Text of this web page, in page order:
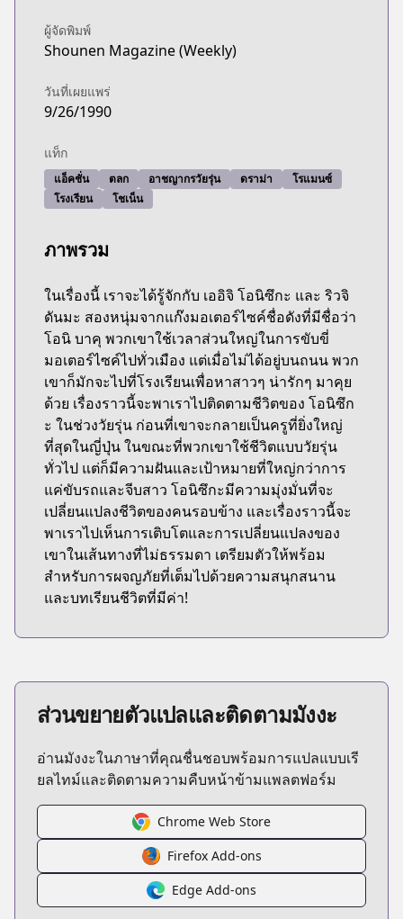
ผู้จัดพิมพ์
Shounen Magazine (Weekly)
วันที่เผยแพร่
9/26/1990
แท็ก
แอ็คชั่น ตลก อาชญากรวัยรุ่น ดราม่า
โรแมนซ์
โรงเรียน
โชเน็น
ภาพรวม
ในเรื่องนี้ เราจะได้รู้จักกับ เออิจิ โอนิซึกะ และ ริวจิ
ดันมะ สองหนุ่มจากแก๊งมอเตอร์ไซค์ชื่อดังที่มีชื่อว่า
โอนิ บาคุ พวกเขาใช้เวลาส่วนใหญ่ในการขับขี่
มอเตอร์ไซค์ไปทั่วเมือง แต่เมื่อไม่ได้อยู่บนถนน พวก
เขาก็มักจะไปที่โรงเรียนเพื่อหาสาวๆ น่ารักๆ มาคุย
ด้วย เรื่องราวนี้จะพาเราไปติดตามชีวิตของ โอนิซึก
ะ ในช่วงวัยรุ่น ก่อนที่เขาจะกลายเป็นครูที่ยิ่งใหญ่
ที่สุดในญี่ปุ่น ในขณะที่พวกเขาใช้ชีวิตแบบวัยรุ่น
ทั่วไป แต่ก็มีความฝันและเป้าหมายที่ใหญ่กว่าการ
แค่ขับรถและจีบสาว โอนิซึกะมีความมุ่งมั่นที่จะ
เปลี่ยนแปลงชีวิตของคนรอบข้าง และเรื่องราวนี้จะ
พาเราไปเห็นการเติบโตและการเปลี่ยนแปลงของ
เขาในเส้นทางที่ไม่ธรรมดา เตรียมตัวให้พร้อม
สำหรับการผจญภัยที่เต็มไปด้วยความสนุกสนาน
และบทเรียนชีวิตที่มีค่า!
ส่วนขยายตัวแปลและติดตามมังงะ
อ่านมังงะในภาษาที่คุณชื่นชอบพร้อมการแปลแบบเรี
ยลไทม์และติดตามความคืบหน้าข้ามแพลตฟอร์ม
Chrome Web Store
Firefox Add-ons
Edge Add-ons